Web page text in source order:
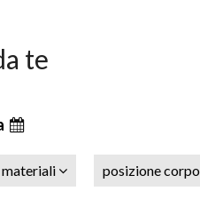
te
materiali posizione corpo